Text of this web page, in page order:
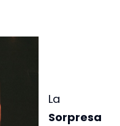
La
Sorpresa